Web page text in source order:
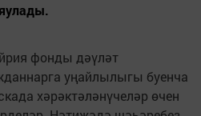
фонды дәүләт
уңайлылыгы буенча
хәрәктәләнүчеләр өчен